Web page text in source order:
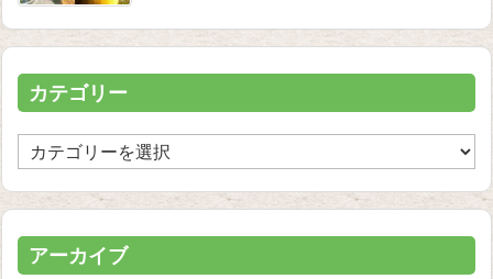
カテゴリー
カ
テ
ゴ
リ
ー
アーカイブ